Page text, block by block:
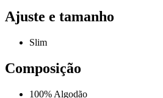
Ajuste e tamanho
Slim
Composição
100% Algodão